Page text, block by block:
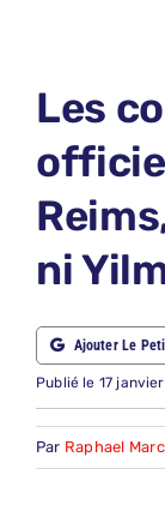
ABONNEMENTS
NOUS CONTACTER
NOUS SUIVRE
Rechercher:
Les
ni
Ajouter Le
Publié le 17
Par Raphael